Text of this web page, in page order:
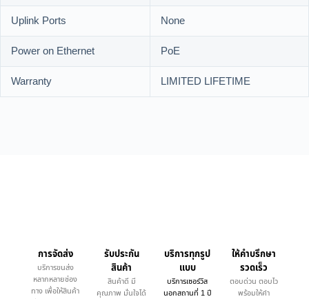
Uplink Ports
None
Power on Ethernet
PoE
Warranty
LIMITED LIFETIME
การจัดส่ง
บริการขนส่ง
หลากหลายช่อง
ทาง เพื่อให้สินค้า
รับประกัน
สินค้า
สินค้าดี มี
คุณภาพ มั่นใจได้
บริการทุกรูป
แบบ
บริการเซอร์วิส
นอกสถานที่ 1 ปี
ให้คำบรึกษา
รวดเร็ว
ตอบด่วน ตอบไว
พร้อมให้คำ